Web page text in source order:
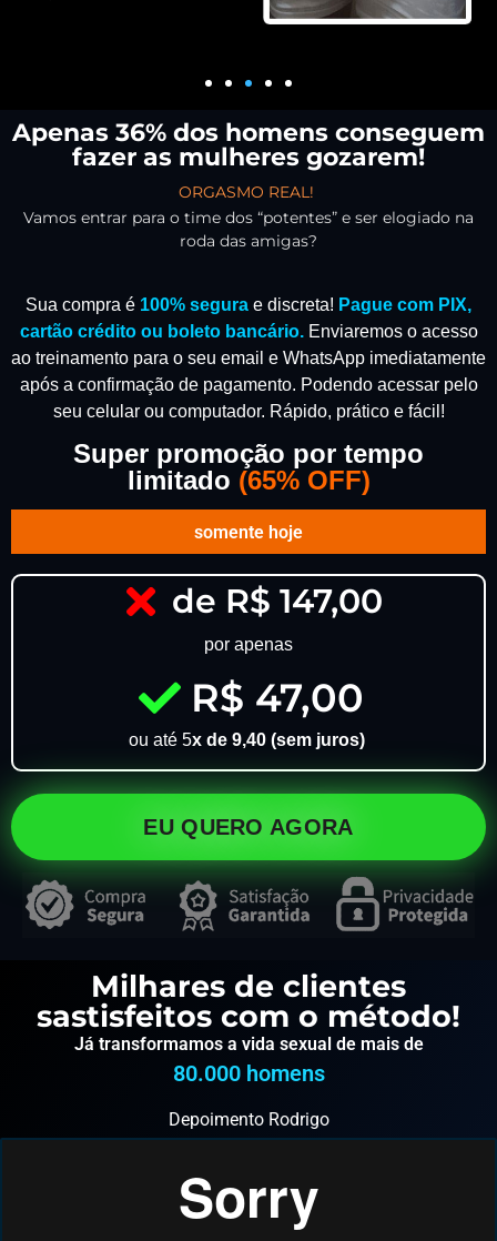
Apenas 36% dos homens conseguem
fazer as mulheres gozarem!
ORGASMO REAL!
Vamos entrar para o time dos “potentes” e ser elogiado na
roda das amigas?
Sua compra é 100% segura e discreta! Pague com PIX,
cartão crédito ou boleto bancário. Enviaremos o acesso
ao treinamento para o seu email e WhatsApp imediatamente
após a confirmação de pagamento. Podendo acessar pelo
seu celular ou computador. Rápido, prático e fácil!
Super promoção por tempo
limitado (65% OFF)
somente hoje
de R$ 147,00
por apenas
R$ 47,00
ou até 5x de 9,40 (sem juros)
EU QUERO AGORA
Milhares de clientes
sastisfeitos com o método!
Já transformamos a vida sexual de mais de
80.000 homens
Depoimento Rodrigo